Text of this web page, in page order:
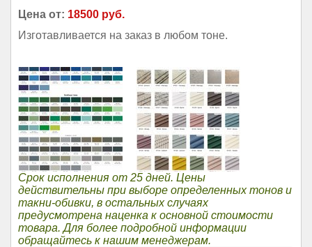
Цена от: 18500 руб.
Изготавливается на заказ в любом тоне.
Срок исполнения от 25 дней. Цены
действительны при выборе определенных тонов и
такни-обивки, в остальных случаях
предусмотрена наценка к основной стоимости
товара. Для более подробной информации
обращайтесь к нашим менеджерам.